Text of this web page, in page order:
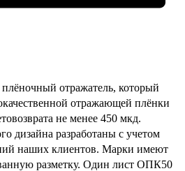
плёночный отражатель, который
отражающей плёнки
не менее 450 мкд.
дизайна разработаны с учетом
наших клиентов. Марки имеют
разметку. Один лист ОПК50